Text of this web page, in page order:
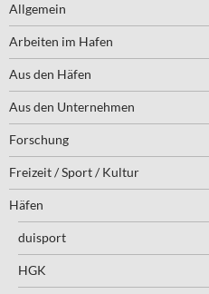
Allgemein
Arbeiten im Hafen
Aus den Häfen
Aus den Unternehmen
Forschung
Freizeit / Sport / Kultur
Häfen
duisport
HGK